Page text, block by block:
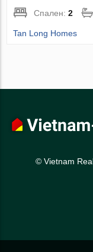
Спален:2
Tan Long Homes
© Vietnam